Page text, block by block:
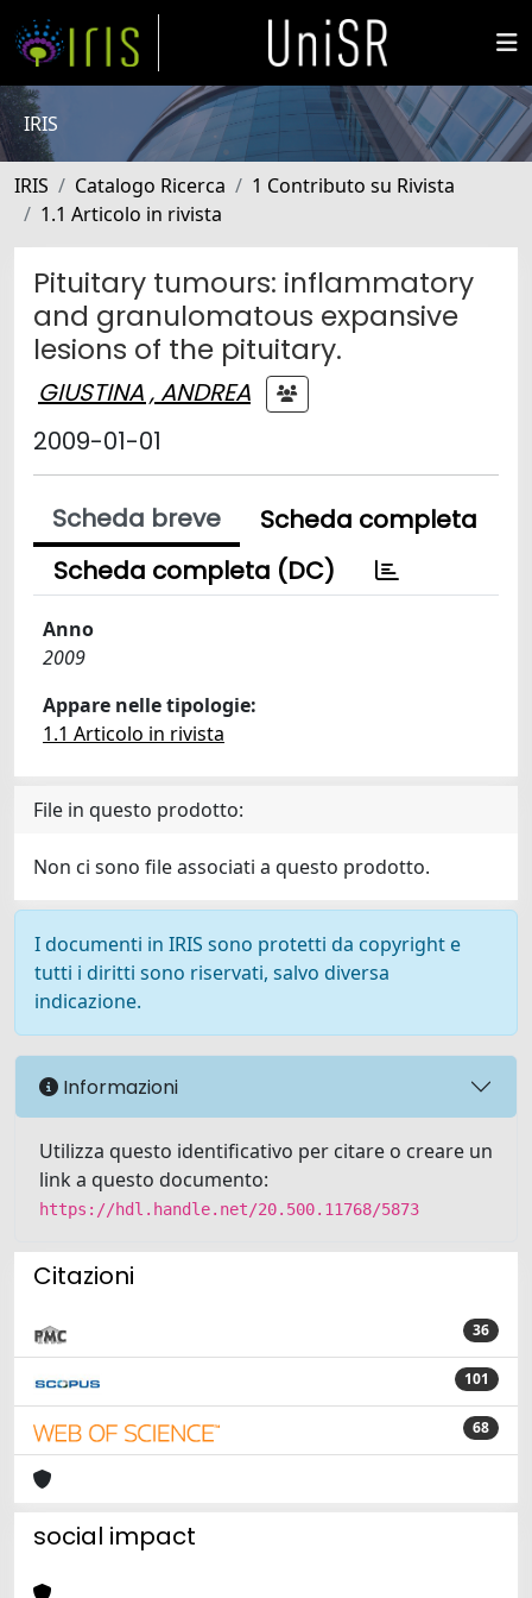
IRIS
IRIS Catalogo Ricerca
1 Contributo su Rivista
1.1 Articolo in rivista
Pituitary tumours: inflammatory
and granulomatous expansive
lesions of the pituitary.
GIUSTINA , ANDREA
2009-01-01
Scheda breve
Scheda completa
Scheda completa (DC)
Anno
2009
Appare nelle tipologie:
1.1 Articolo in rivista
File in questo prodotto:
Non ci sono file associati a questo prodotto.
I documenti in IRIS sono protetti da copyright e
tutti i diritti sono riservati, salvo diversa
indicazione.
Informazioni
Utilizza questo identificativo per citare o creare un
link a questo documento:
https://hdl.handle.net/20.500.11768/5873
Citazioni
36
101
68
social impact